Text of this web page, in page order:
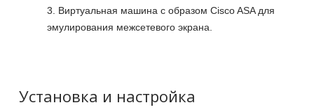
Виртуальная машина с образом Cisco ASA для
эмулирования межсетевого экрана.
Установка и настройка